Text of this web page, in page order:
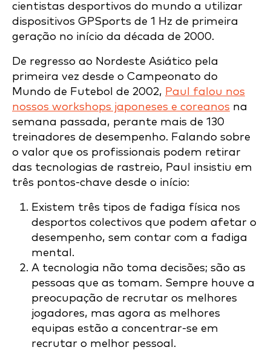
cientistas desportivos do mundo a utilizar
dispositivos GPSports de 1 Hz de primeira
geração no início da década de 2000.
De regresso ao Nordeste Asiático pela
primeira vez desde o Campeonato do
Mundo de Futebol de 2002, Paul falou nos
nossos workshops japoneses e coreanos na
semana passada, perante mais de 130
treinadores de desempenho. Falando sobre
o valor que os profissionais podem retirar
das tecnologias de rastreio, Paul insistiu em
três pontos-chave desde o início:
Existem três tipos de fadiga física nos
desportos colectivos que podem afetar o
desempenho, sem contar com a fadiga
mental.
A tecnologia não toma decisões; são as
pessoas que as tomam. Sempre houve a
preocupação de recrutar os melhores
jogadores, mas agora as melhores
equipas estão a concentrar-se em
recrutar o melhor pessoal.